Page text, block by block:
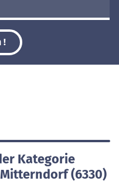
!
Kategorie
(6330)